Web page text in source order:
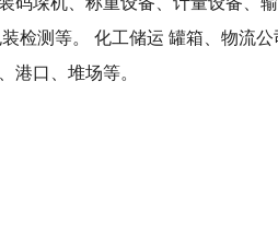
检测等。
化工储运 罐箱、物流
港口、堆场等。